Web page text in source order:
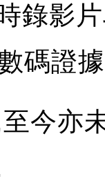
錄影
碼證
今亦